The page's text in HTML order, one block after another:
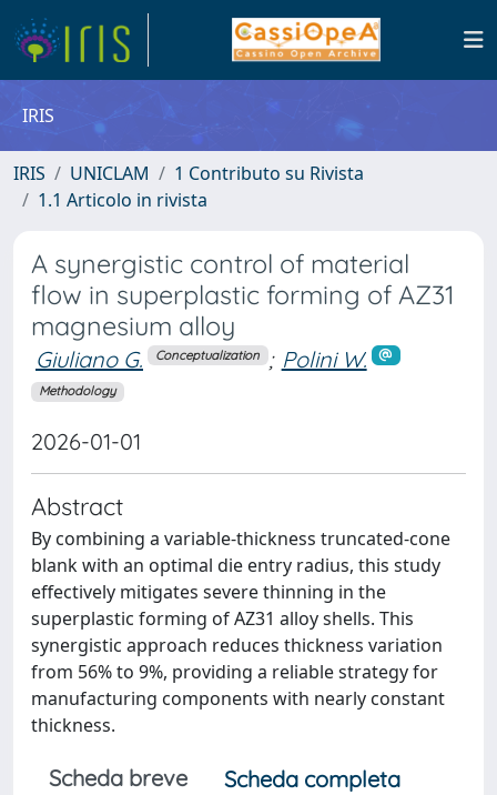
IRIS
IRIS UNICLAM
1 Contributo su Rivista
1.1 Articolo in rivista
A synergistic control of material
flow in superplastic forming of AZ31
magnesium alloy
Giuliano G. Conceptualization ; Polini W.
Methodology
2026-01-01
Abstract
By combining a variable-thickness truncated-cone
blank with an optimal die entry radius, this study
effectively mitigates severe thinning in the
superplastic forming of AZ31 alloy shells. This
synergistic approach reduces thickness variation
from 56% to 9%, providing a reliable strategy for
manufacturing components with nearly constant
thickness.
Scheda breve
Scheda completa